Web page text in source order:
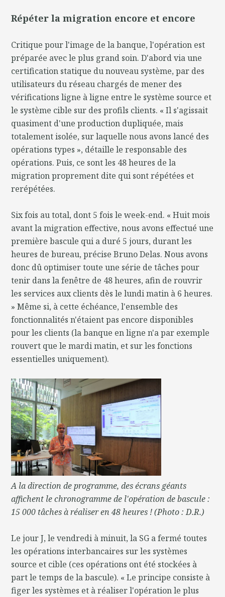
Répéter la migration encore et encore
Critique pour l'image de la banque, l'opération est
préparée avec le plus grand soin. D'abord via une
certification statique du nouveau système, par des
utilisateurs du réseau chargés de mener des
vérifications ligne à ligne entre le système source et
le système cible sur des profils clients. « Il s'agissait
quasiment d'une production dupliquée, mais
totalement isolée, sur laquelle nous avons lancé des
opérations types », détaille le responsable des
opérations. Puis, ce sont les 48 heures de la
migration proprement dite qui sont répétées et
rerépétées.
Six fois au total, dont 5 fois le week-end. « Huit mois
avant la migration effective, nous avons effectué une
première bascule qui a duré 5 jours, durant les
heures de bureau, précise Bruno Delas. Nous avons
donc dû optimiser toute une série de tâches pour
tenir dans la fenêtre de 48 heures, afin de rouvrir
les services aux clients dès le lundi matin à 6 heures.
» Même si, à cette échéance, l'ensemble des
fonctionnalités n'étaient pas encore disponibles
pour les clients (la banque en ligne n'a par exemple
rouvert que le mardi matin, et sur les fonctions
essentielles uniquement).
A la direction de programme, des écrans géants
affichent le chronogramme de l'opération de bascule :
15 000 tâches à réaliser en 48 heures ! (Photo : D.R.)
Le jour J, le vendredi à minuit, la SG a fermé toutes
les opérations interbancaires sur les systèmes
source et cible (ces opérations ont été stockées à
part le temps de la bascule). « Le principe consiste à
figer les systèmes et à réaliser l'opération le plus